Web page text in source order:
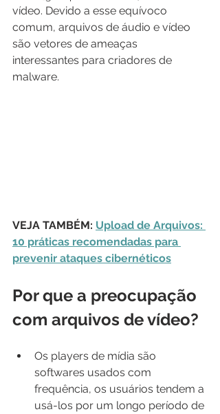
vídeo. Devido a esse equívoco
comum, arquivos de áudio e vídeo
são vetores de ameaças
interessantes para criadores de
malware.
VEJA TAMBÉM: Upload de Arquivos:
10 práticas recomendadas para
prevenir ataques cibernéticos
Por que a preocupação
com arquivos de vídeo?
Os players de mídia são
softwares usados ​​com
frequência, os usuários tendem a
usá-los por um longo período de